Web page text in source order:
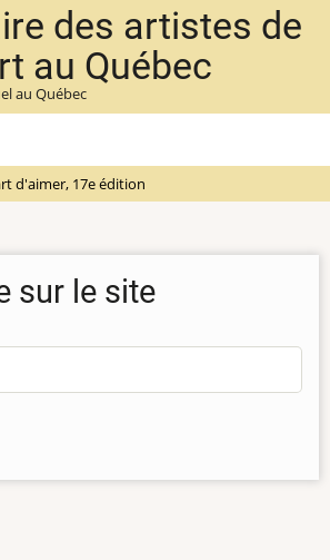
des artistes de
au Québec
au Québec
d'aimer, 17e édition
sur le site